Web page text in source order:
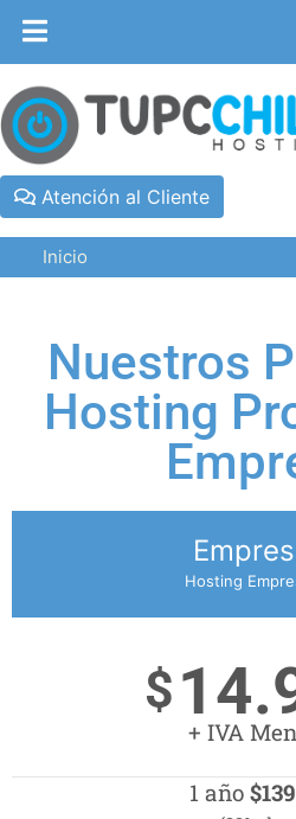
Atención al Cliente
Inicio
Nuestros
Hosting
Hosting
$
+ IVA
1 año